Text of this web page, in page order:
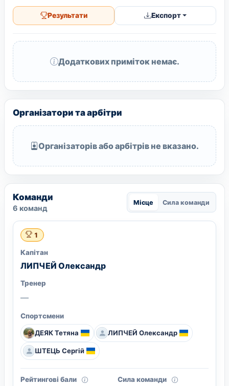
Результати Експорт
Додаткових приміток немає.
Організатори та арбітри
Організаторів або арбітрів не вказано.
Команди
6 команд
Місце Сила команди
1
Капітан
ЛИПЧЕЙ Олександр
Тренер
—
Спортсмени
ДЕЯК Тетяна ЛИПЧЕЙ Олександр
ШТЕЦЬ Сергій
Рейтингові бали Сила команди